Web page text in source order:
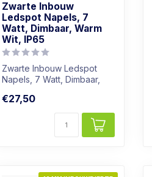
Zwarte Inbouw
Ledspot Napels, 7
Watt, Dimbaar, Warm
Wit, IP65
Zwarte Inbouw Ledspot
Napels, 7 Watt, Dimbaar,
€27,50